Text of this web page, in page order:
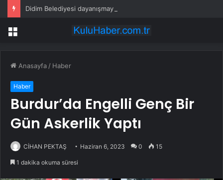
Didim Belediyesi dayanışmayı büyütüyor
Menü
Anasayfa / Haber
Haber
Burdur’da Engelli Genç Bir
Gün Askerlik Yaptı
CİHAN PEKTAŞ Haziran 6, 2023 0 15
1 dakika okuma süresi